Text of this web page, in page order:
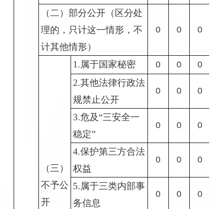
（二）部分公开（区分处
理的，只计这一情形，不
计其他情形）
0 0 0
（三）
不予公
开
1.属于国家秘密 0 0 0
2.其他法律行政法
规禁止公开
0 0 0
3.危及“三安全一
稳定”
0 0 0
4.保护第三方合法
权益
0 0 0
5.属于三类内部事
务信息
0 0 0